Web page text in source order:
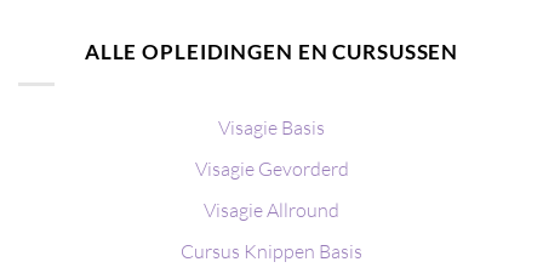
ALLE OPLEIDINGEN EN CURSUSSEN
Visagie Basis
Visagie Gevorderd
Visagie Allround
Cursus Knippen Basis